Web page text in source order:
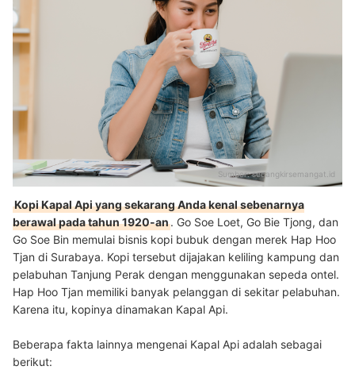
Sumber:secangkirsemangat.id
Kopi Kapal Api yang sekarang Anda kenal sebenarnya
berawal pada tahun 1920-an. Go Soe Loet, Go Bie Tjong, dan
Go Soe Bin memulai bisnis kopi bubuk dengan merek Hap Hoo
Tjan di Surabaya. Kopi tersebut dijajakan keliling kampung dan
pelabuhan Tanjung Perak dengan menggunakan sepeda ontel.
Hap Hoo Tjan memiliki banyak pelanggan di sekitar pelabuhan.
Karena itu, kopinya dinamakan Kapal Api.
Beberapa fakta lainnya mengenai Kapal Api adalah sebagai
berikut: